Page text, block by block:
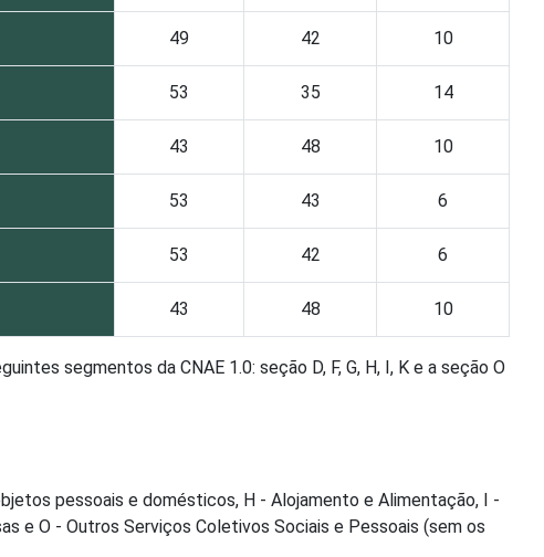
49 42 10
53 35 14
43 48 10
53 43 6
53 42 6
43 48 10
segmentos da CNAE 1.0: seção D, F, G, H, I, K e a seção O
pessoais e domésticos, H - Alojamento e Alimentação, I -
e O - Outros Serviços Coletivos Sociais e Pessoais (sem os